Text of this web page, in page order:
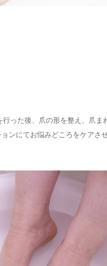
った後、爪の形を整え、爪ま
ンにてお悩みどころをケアさ